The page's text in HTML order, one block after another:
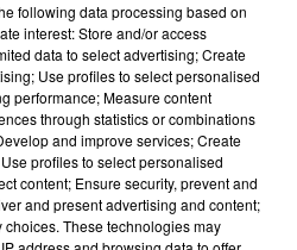
following data processing based on
interest: Store and/or access
data to select advertising; Create
Use profiles to select personalised
performance; Measure content
through statistics or combinations
and improve services; Create
profiles to select personalised
content; Ensure security, prevent and
and present advertising and content;
These technologies may